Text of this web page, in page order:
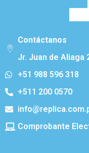
Contáctanos
Jr. Juan de Aliaga
+51 988 596 318
+511 200 0570
Comprobante